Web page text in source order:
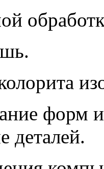
форм
деталей.